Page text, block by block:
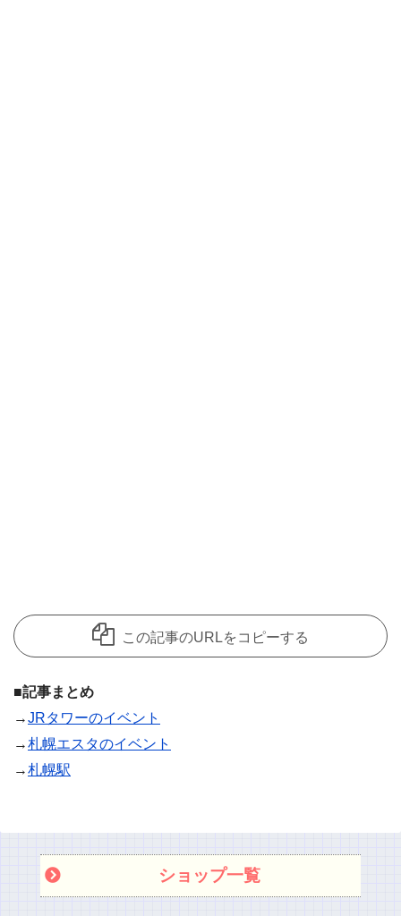
この記事のURLをコピーする
■記事まとめ
→JRタワーのイベント
→札幌エスタのイベント
→札幌駅
ショップ一覧